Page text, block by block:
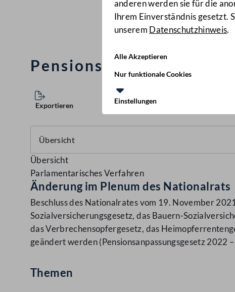
anderen werden sie für die
Ihrem Einverständnis gesetzt.
unserem Datenschutzhinweis.
Alle Akzeptieren
Nur funktionale Cookies
Einstellungen
Exportieren
Übersicht
Parlamentarisches Verfahren
Änderung im Plenum des Nationalrats
Beschluss des Nationalrates vom 19. November
Sozialversicherungsgesetz, das Bauern-
das Verbrechensopfergesetz, das
geändert werden (Pensionsanpassungsgesetz 2022
Themen